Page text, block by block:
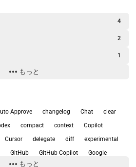
4
2
1
2
もっと
Approve changelog Chat
clear
compact context
Copilot
Cursor delegate diff
experimental
GitHub GitHub Copilot
Google
もっと